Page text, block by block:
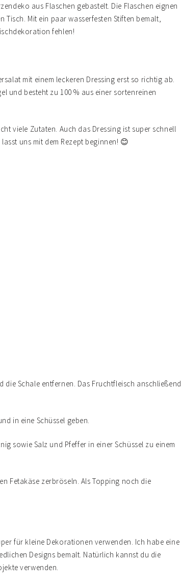
aus Flaschen gebastelt. Die Flaschen eignen
Mit ein paar wasserfesten Stiften bemalt,
fehlen!
mit einem leckeren Dressing erst so richtig ab.
und besteht zu 100 % aus einer sortenreinen
viele Zutaten. Auch das Dressing ist super schnell
uns mit dem Rezept beginnen! 😊
die Schale entfernen. Das Fruchtfleisch anschließend
in eine Schüssel geben.
sowie Salz und Pfeffer in einer Schüssel zu einem
Fetakäse zerbröseln. Als Topping noch die
für kleine Dekorationen verwenden. Ich habe eine
Designs bemalt. Natürlich kannst du die
verwenden.